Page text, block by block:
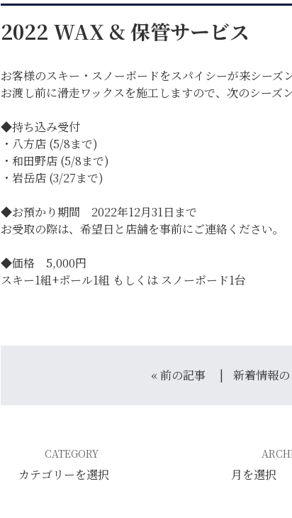
販売・その他サービス 店舗
2022 WAX & 保管サービス
お客様のスキー・スノーボードをスパイシーが来シーズ
お渡し前に滑走ワックスを施工しますので、次のシーズ
◆持ち込み受付
・ 八方店 (5/8まで)
・ 和田野店 (5/8まで)
・ 岩岳店 (3/27まで)
◆お預かり期間 2022年12月31日まで
お受取の際は、希望日と店舗を事前にご連絡ください。
◆価格 5,000円
スキー1組+ポール1組 もしくは スノーボード1台
«前の記事 新着情報
CATEGORY